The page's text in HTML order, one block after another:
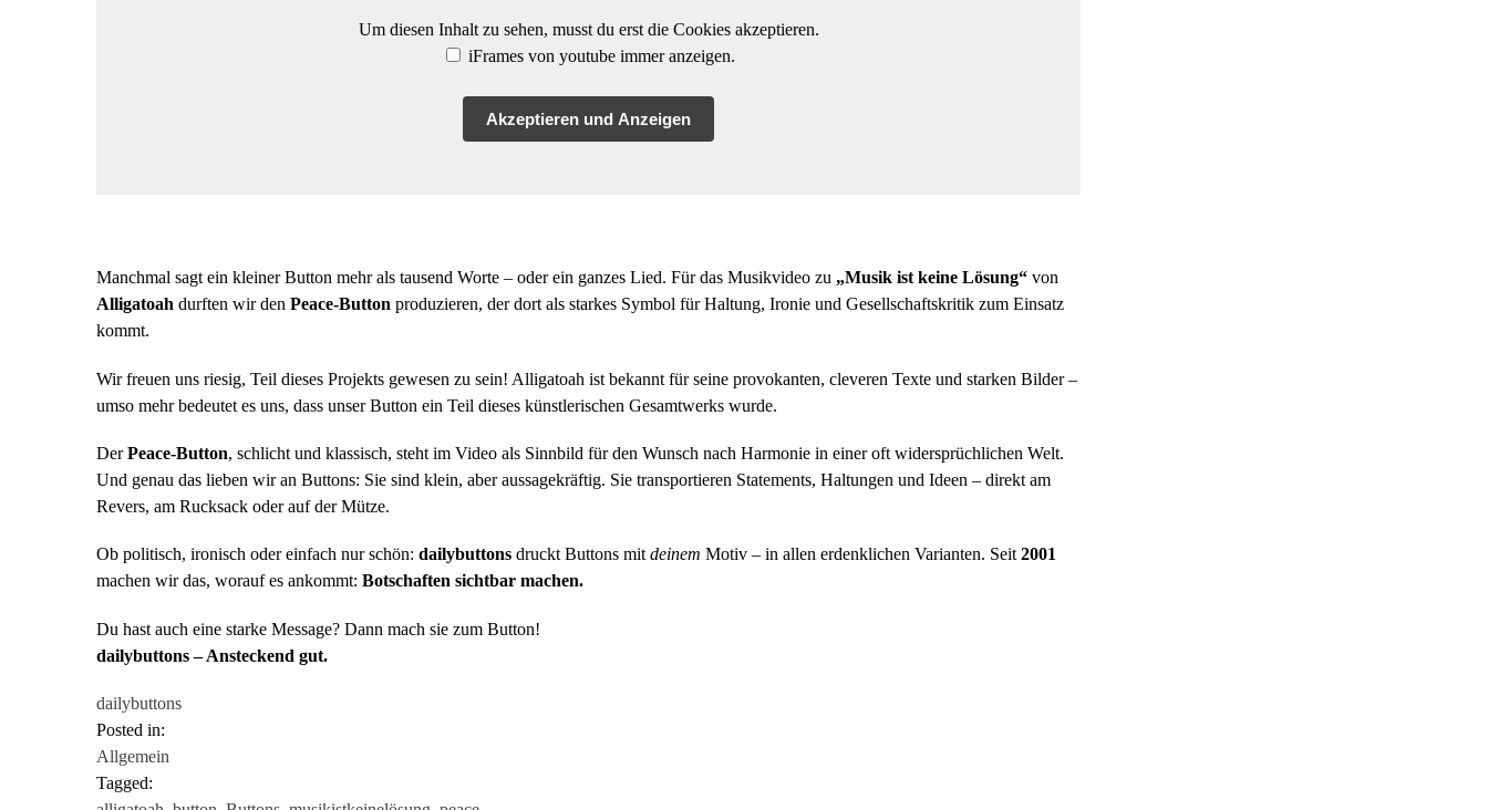
Um diesen Inhalt zu sehen, musst du erst die Cookies akzeptieren.
iFrames von youtube immer anzeigen.
Akzeptieren und Anzeigen
Manchmal sagt ein kleiner Button mehr als tausend Worte – oder ein ganzes Lied. Für das Musikvideo zu „Musik ist keine Lösung“ von
Alligatoah durften wir den Peace-Button produzieren, der dort als starkes Symbol für Haltung, Ironie und Gesellschaftskritik zum Einsatz
kommt.
Wir freuen uns riesig, Teil dieses Projekts gewesen zu sein! Alligatoah ist bekannt für seine provokanten, cleveren Texte und starken Bilder –
umso mehr bedeutet es uns, dass unser Button ein Teil dieses künstlerischen Gesamtwerks wurde.
DerPeace-Button, schlicht und klassisch, steht im Video als Sinnbild für den Wunsch nach Harmonie in einer oft widersprüchlichen Welt.
Und genau das lieben wir an Buttons: Sie sind klein, aber aussagekräftig. Sie transportieren Statements, Haltungen und Ideen – direkt am
Revers, am Rucksack oder auf der Mütze.
Ob politisch, ironisch oder einfach nur schön: dailybuttons druckt Buttons mitdeinem Motiv – in allen erdenklichen Varianten. Seit2001
machen wir das, worauf es ankommt: Botschaften sichtbar machen.
Du hast auch eine starke Message? Dann mach sie zum Button!
dailybuttons – Ansteckend gut.
dailybuttons
Posted in:
Allgemein
Tagged: